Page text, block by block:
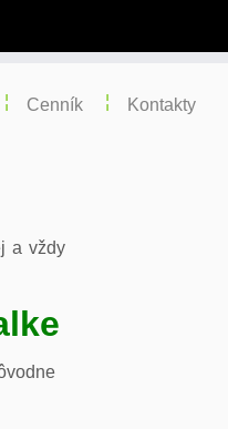
Cenník Kontakty
a vždy